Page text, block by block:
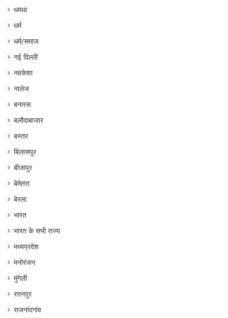
धमधा
धर्म
धर्म/समाज
नई दिल्ली
नवकेशा
नालेज
बनारस
बलौदाबाजार
बस्तर
बिलासपुर
बीजापुर
बेमेतरा
बेरला
भारत
भारत के सभी राज्य
मध्यप्रदेश
मनोरंजन
मुंगेली
रतनपुर
राजनांदगांव